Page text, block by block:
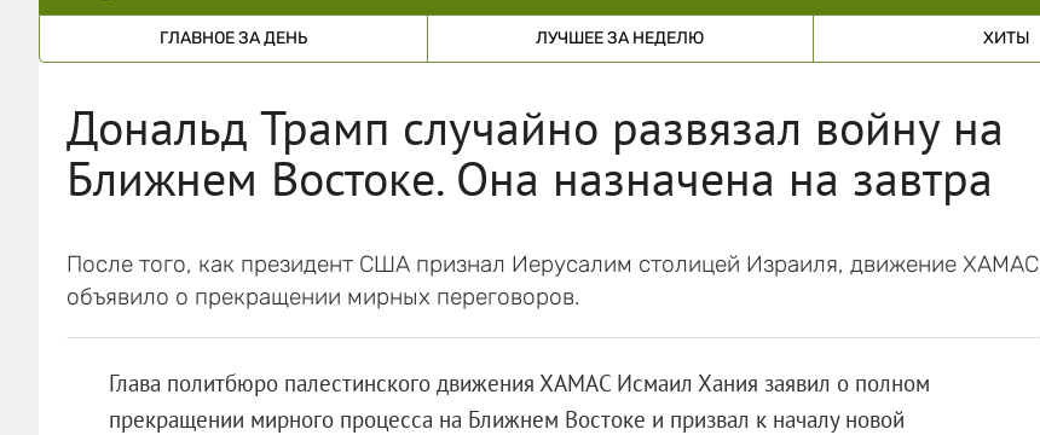
ГЛАВНОЕ ЗА ДЕНЬ ЛУЧШЕЕ ЗА НЕДЕЛЮ ХИТЫ
Дональд Трамп случайно развязал войну на
Ближнем Востоке. Она назначена на завтра
После того, как президент США признал Иерусалим столицей Израиля, движение ХАМАС
объявило о прекращении мирных переговоров.
Глава политбюро палестинского движения ХАМАС Исмаил Хания заявил о полном
прекращении мирного процесса на Ближнем Востоке и призвал к началу новой